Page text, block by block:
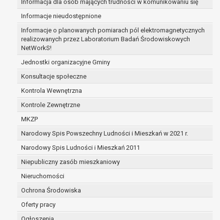
Informacja dla osób mających trudności w komunikowaniu się
Informacje nieudostępnione
Informacje o planowanych pomiarach pól elektromagnetycznych
realizowanych przez Laboratorium Badań Środowiskowych
NetWorkS!
Jednostki organizacyjne Gminy
Konsultacje społeczne
Kontrola Wewnętrzna
Kontrole Zewnętrzne
MKZP
Narodowy Spis Powszechny Ludności i Mieszkań w 2021 r.
Narodowy Spis Ludności i Mieszkań 2011
Niepubliczny zasób mieszkaniowy
Nieruchomości
Ochrona Środowiska
Oferty pracy
art. 16 RODO,
w przypadku gdy:
dane są nieprawidłowe lub niekompletne;
prawo do żądania usunięcia danych osobowych (tzw.
RODO, w przypadku gdy:
dane nie są już niezbędne do celów, dla
były zebrane lub w inny sposób przetwarzane,
osoba, której dane dotyczą, wniosła sprzeciw
wobec przetwarzania danych osobowych,
przetwarzanie danych osobowych, która jest
podstawą przetwarzania danych i nie ma
podstawy prawnej przetwarzania danych,
dane osobowe przetwarzane są niezgodnie z
prawem,
dane osobowe muszą być usunięte w celu
wywiązania się z obowiązku wynikającego z
prawo do żądania ograniczenia przetwarzania